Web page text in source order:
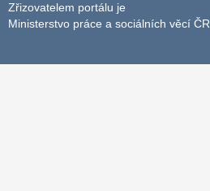
Zřizovatelem portálu je
Ministerstvo práce a sociálních věcí ČR